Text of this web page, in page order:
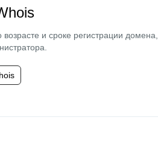
и сроке регистрации домена,